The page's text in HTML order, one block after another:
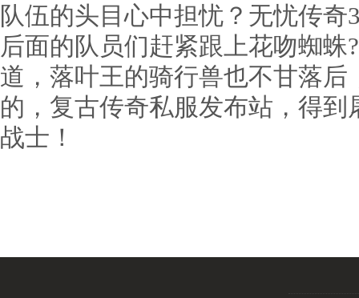
队伍的头目心中担忧？无忧传
后面的队员们赶紧跟上花吻蜘
道，落叶王的骑行兽也不甘落
的，复古传奇私服发布站，得
战士！